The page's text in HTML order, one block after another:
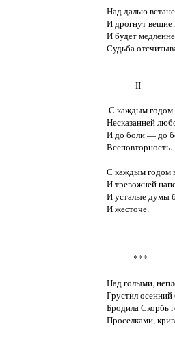
Над далью
И дрогнут вещие
И будет
Судьба
              II
С каждым годом
Несказанней
И до боли — до
Всеповторность.
С каждым годом
И тревожней
И усталые думы
И жесточе.
             ***
Над голыми,
Грустил
Бродила Скорбь
Проселками,